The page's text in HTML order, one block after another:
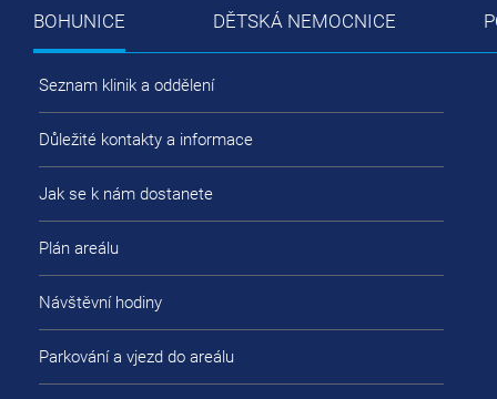
BOHUNICE DĚTSKÁ NEMOCNICE
Seznam klinik a oddělení
Důležité kontakty a informace
Jak se k nám dostanete
Plán areálu
Návštěvní hodiny
Parkování a vjezd do areálu